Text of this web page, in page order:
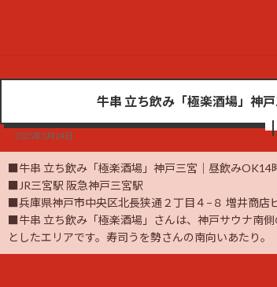
牛串 立ち飲み「極楽酒場」神
2025年5月24日
■牛串 立ち飲み「極楽酒場」神戸三宮｜昼飲みOK14
■JR三宮駅 阪急神戸三宮駅
■兵庫県神戸市中央区北長狭通２丁目４−８ 増井商店
■牛串 立ち飲み「極楽酒場」さんは、神戸サウナ南側
としたエリアです。寿司うを勢さんの南向いあたり。